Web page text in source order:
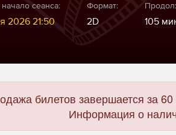
сеанса:
2026 21:50
Формат:
2D 105
билетов завершается за
Информация о